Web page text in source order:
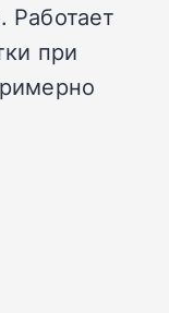
при